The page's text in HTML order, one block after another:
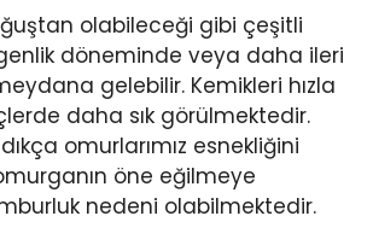
olabileceği gibi çeşitli
döneminde veya daha ileri
gelebilir. Kemikleri hızla
daha sık görülmektedir.
omurlarımız esnekliğini
öne eğilmeye
nedeni olabilmektedir.